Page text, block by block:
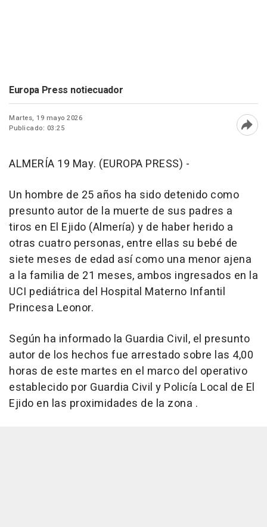
Europa Press notiecuador
Martes, 19 mayo 2026
Publicado: 03:25
ALMERÍA 19 May. (EUROPA PRESS) -
Un hombre de 25 años ha sido detenido como
presunto autor de la muerte de sus padres a
tiros en El Ejido (Almería) y de haber herido a
otras cuatro personas, entre ellas su bebé de
siete meses de edad así como una menor ajena
a la familia de 21 meses, ambos ingresados en la
UCI pediátrica del Hospital Materno Infantil
Princesa Leonor.
Según ha informado la Guardia Civil, el presunto
autor de los hechos fue arrestado sobre las 4,00
horas de este martes en el marco del operativo
establecido por Guardia Civil y Policía Local de El
Ejido en las proximidades de la zona .